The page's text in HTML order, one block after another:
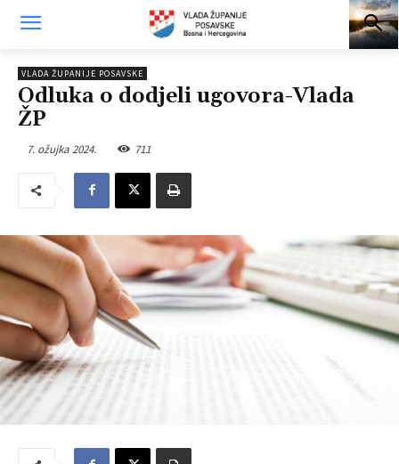
VLADA ŽUPANIJE POSAVSKE
Odluka o dodjeli ugovora-Vlada
ŽP
7. ožujka 2024. 711